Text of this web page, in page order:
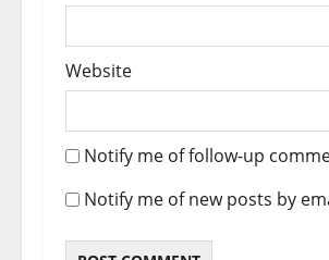
Website
Notify me of follow-up
Notify me of new posts by